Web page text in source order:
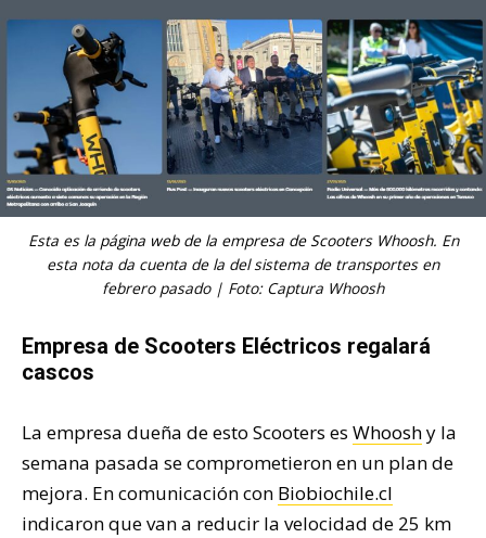
Esta es la página web de la empresa de Scooters Whoosh. En
esta nota da cuenta de la del sistema de transportes en
febrero pasado | Foto: Captura Whoosh
Empresa de Scooters Eléctricos regalará
cascos
La empresa dueña de esto Scooters es Whooshy la
semana pasada se comprometieron en un plan de
mejora. En comunicación con Biobiochile.cl
indicaron que van a reducir la velocidad de 25 km